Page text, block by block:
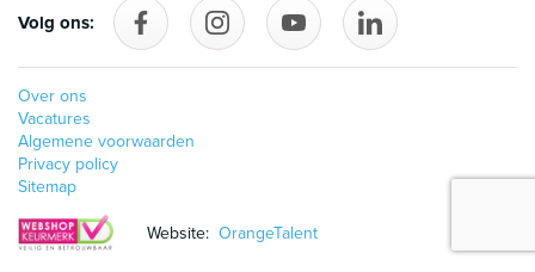
Volg ons: Volg ons op Facebook
follow_us_on_instagram
Volg ons op YouTube
Over ons
Vacatures
Algemene voorwaarden
Privacy policy
Sitemap
Website: OrangeTalent